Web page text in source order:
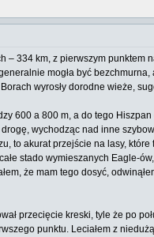
– 334 km, z pierwszym
mogła być
wyrosły dorodne wieże,
600 a 800 m, a do tego
wychodząc nad inne
to akurat przejście na lasy,
stado wymieszanych
że mam tego dosyć,
przecięcie kreski, tyle że po
punktu. Leciałem z